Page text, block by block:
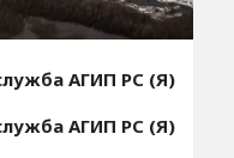
АГИП РС (Я)
АГИП РС (Я)